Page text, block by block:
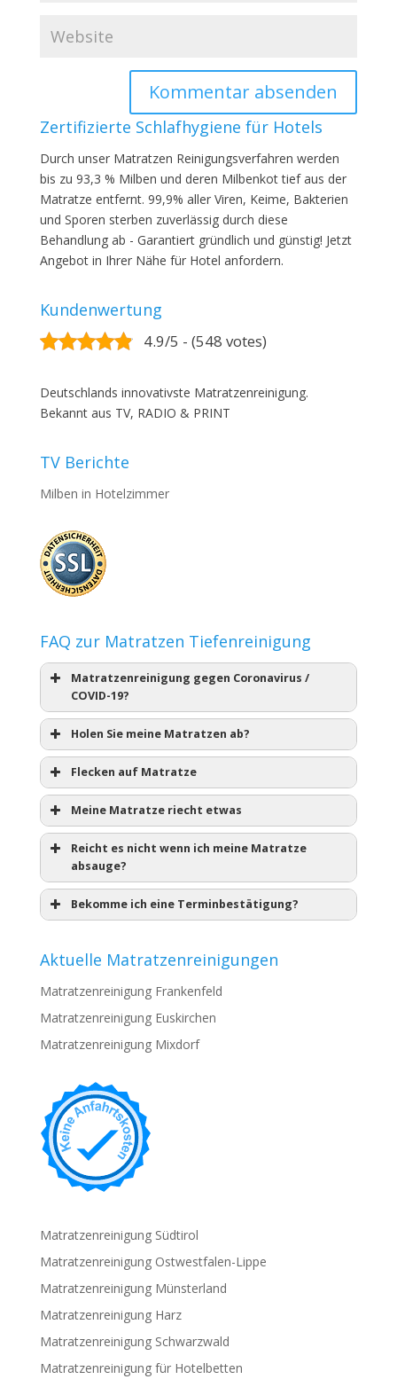
Zertifizierte Schlafhygiene für Hotels
Durch unser Matratzen Reinigungsverfahren werden
bis zu 93,3 % Milben und deren Milbenkot tief aus der
Matratze entfernt. 99,9% aller Viren, Keime, Bakterien
und Sporen sterben zuverlässig durch diese
Behandlung ab - Garantiert gründlich und günstig! Jetzt
Angebot in Ihrer Nähe für Hotel anfordern.
Kundenwertung
4.9/5 - (548 votes)
Deutschlands innovativste Matratzenreinigung.
Bekannt aus TV, RADIO & PRINT
TV Berichte
Milben in Hotelzimmer
FAQ zur Matratzen Tiefenreinigung
Matratzenreinigung gegen Coronavirus /
COVID-19?
Holen Sie meine Matratzen ab?
Flecken auf Matratze
Meine Matratze riecht etwas
Reicht es nicht wenn ich meine Matratze
absauge?
Bekomme ich eine Terminbestätigung?
Aktuelle Matratzenreinigungen
Matratzenreinigung Frankenfeld
Matratzenreinigung Euskirchen
Matratzenreinigung Mixdorf
Matratzenreinigung Südtirol
Matratzenreinigung Ostwestfalen-Lippe
Matratzenreinigung Münsterland
Matratzenreinigung Harz
Matratzenreinigung Schwarzwald
Matratzenreinigung für Hotelbetten